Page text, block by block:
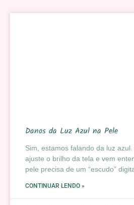
Danos da Luz Azul na Pele
Sim, estamos falando da luz
ajuste o brilho da tela e vem
pele precisa de um “escudo”
CONTINUAR LENDO »